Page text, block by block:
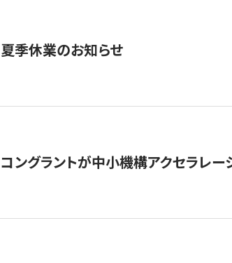
夏季休業のお知らせ
コングラントが中小機構アクセラレ